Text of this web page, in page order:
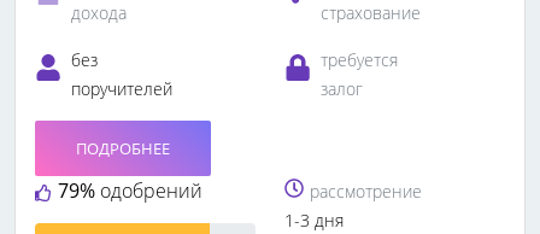
дохода
страхование
без
поручителей
требуется
залог
79% одобрений
ПОДРОБНЕЕ
рассмотрение
1-3 дня